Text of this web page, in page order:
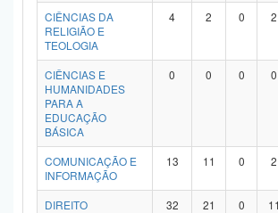
CIÊNCIAS DA
RELIGIÃO E
TEOLOGIA
4 2 0 2
CIÊNCIAS E
HUMANIDADES
PARA A
EDUCAÇÃO
BÁSICA
0 0 0 0
COMUNICAÇÃO E
INFORMAÇÃO
13 11 0 2
DIREITO 32 21 0 11